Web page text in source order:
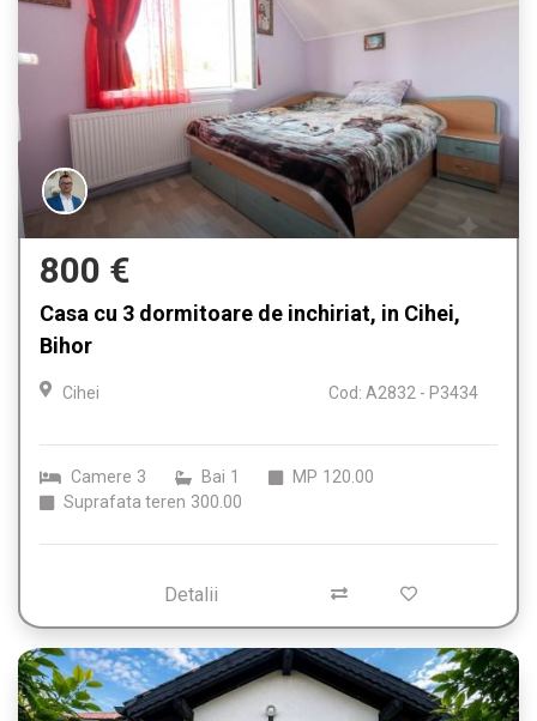
800 €
Casa cu 3 dormitoare de inchiriat, in Cihei,
Bihor
Cihei Cod: A2832 - P3434
Camere 3 Bai 1 MP 120.00
Suprafata teren 300.00
Detalii